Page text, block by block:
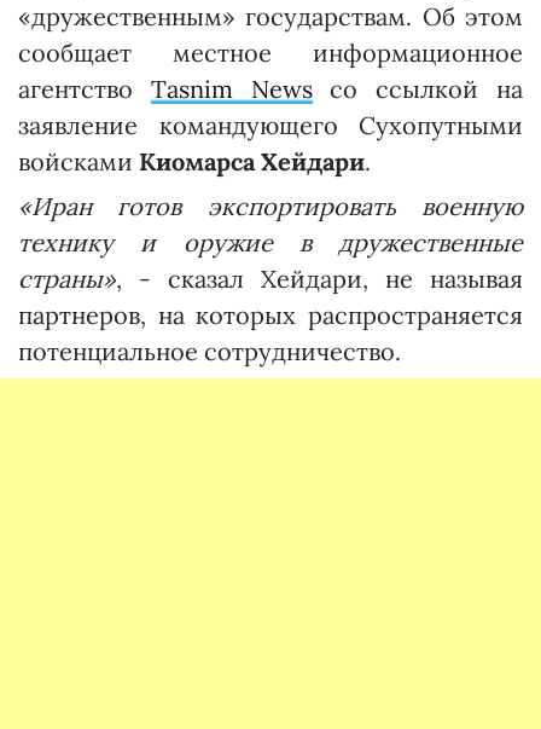
«дружественным» государствам. Об этом
сообщает местное информационное
агентство Tasnim Newsсо ссылкой на
заявление командующего Сухопутными
войсками Киомарса Хейдари.
«Иран готов экспортировать военную
технику и оружие в дружественные
страны», - сказал Хейдари, не называя
партнеров, на которых распространяется
потенциальное сотрудничество.